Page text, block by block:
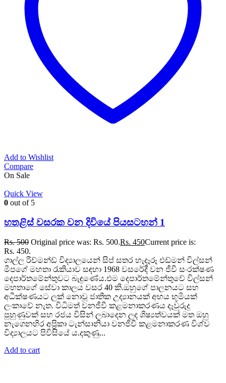
Add to Wishlist
Compare
On Sale
Quick View
0 out of 5
හතළිස් වසරක වන දිවියේ පියසටහන් 1
Rs.500 Original price was: Rs. 500.Rs. 450Current price is:
Rs. 450.
ගාල්ල රිච්මන්ඩ් විද්‍යාලයෙන් සිප් සතර හැදෑරූ එඩ්මන් විල්සන්
මීපගේ මහතා රැකියාව සඳහා 1968 වසරේදී වන ජීවී සංරක්ෂණ
දෙපාර්තමේන්තුවට බැඳුණේය.එම දෙපාර්තමේන්තුවේ විල්සන්
මහතාගේ සේවා කාලය වසර 40 කි.ඔහුගේ පාලනයට සහ
අධීක්ෂණයට ලක් නොවූ ජාතික උද්‍යානයක් අභය භූමියක්
ලංකාවේ නැත. විධිමත් වනජීවී කළමනාකරණය දෑවුරුදු
පුහුණුවක් සහ රජය විසින් ලබාදෙන ලද ශිෂ්‍යත්වයක් මත ඔහු
නැගෙනහිර අප්‍රිකා ටැන්සානියා වනජීවී කළමනාකරණ විශ්ව
විද්‍යාලයට පිවිසියේ ය.දකුණු...
Add to cart